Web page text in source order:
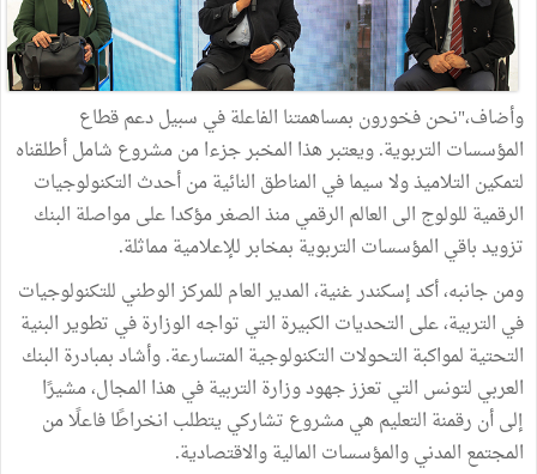
وأضاف،"نحن فخورون بمساهمتنا الفاعلة في سبيل دعم قطاع
المؤسسات التربوية. ويعتبر هذا المخبر جزءا من مشروع شامل أطلقناه
لتمكين التلاميذ ولا سيما في المناطق النائية من أحدث التكنولوجيات
الرقمية للولوج الى العالم الرقمي منذ الصغر مؤكدا على مواصلة البنك
تزويد باقي المؤسسات التربوية بمخابر للإعلامية مماثلة.
ومن جانبه، أكد إسكندر غنية، المدير العام للمركز الوطني للتكنولوجيات
في التربية، على التحديات الكبيرة التي تواجه الوزارة في تطوير البنية
التحتية لمواكبة التحولات التكنولوجية المتسارعة. وأشاد بمبادرة البنك
العربي لتونس التي تعزز جهود وزارة التربية في هذا المجال، مشيرًا
إلى أن رقمنة التعليم هي مشروع تشاركي يتطلب انخراطًا فاعلًا من
المجتمع المدني والمؤسسات المالية والاقتصادية.